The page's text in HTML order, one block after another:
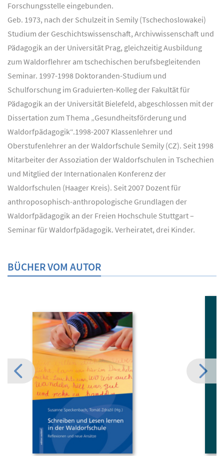
Forschungsstelle eingebunden.
Geb. 1973, nach der Schulzeit in Semily (Tschechoslowakei)
Studium der Geschichtswissenschaft, Archivwissenschaft und
Pädagogik an der Universität Prag, gleichzeitig Ausbildung
zum Waldorflehrer am tschechischen berufsbegleitenden
Seminar. 1997-1998 Doktoranden-Studium und
Schulforschung im Graduierten-Kolleg der Fakultät für
Pädagogik an der Universität Bielefeld, abgeschlossen mit der
Dissertation zum Thema „Gesundheitsförderung und
Waldorfpädagogik“.1998-2007 Klassenlehrer und
Oberstufenlehrer an der Waldorfschule Semily (CZ). Seit 1998
Mitarbeiter der Assoziation der Waldorfschulen in Tschechien
und Mitglied der Internationalen Konferenz der
Waldorfschulen (Haager Kreis). Seit 2007 Dozent für
anthroposophisch-anthropologische Grundlagen der
Waldorfpädagogik an der Freien Hochschule Stuttgart –
Seminar für Waldorfpädagogik. Verheiratet, drei Kinder.
BÜCHER VOM AUTOR